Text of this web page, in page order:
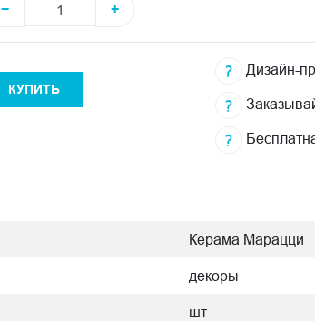
−
+
КУПИТЬ
Дизайн-
Керама Марацци
декоры
шт